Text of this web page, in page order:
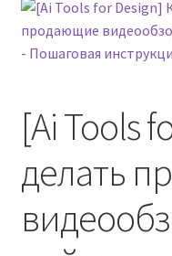
[Ai Tools
делать